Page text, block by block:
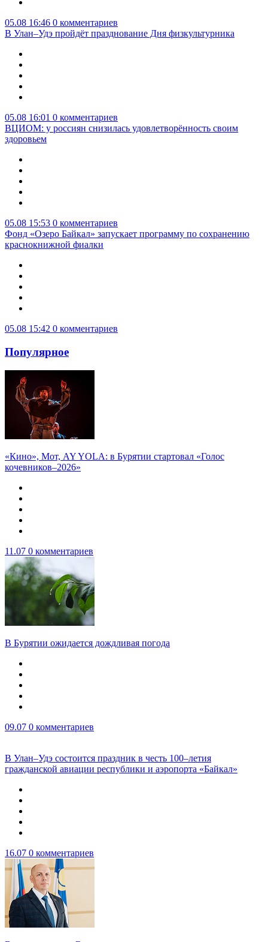
05.08 16:46 0 комментариев
В Улан–Удэ пройдёт празднование Дня физкультурника
05.08 16:01 0 комментариев
ВЦИОМ: у россиян снизилась удовлетворённость своим
здоровьем
05.08 15:53 0 комментариев
Фонд «Озеро Байкал» запускает программу по сохранению
краснокнижной фиалки
05.08 15:42 0 комментариев
Популярное
«Кино», Мот, AY YOLA: в Бурятии стартовал «Голос
кочевников–2026»
11.07 0 комментариев
В Бурятии ожидается дождливая погода
09.07 0 комментариев
В Улан–Удэ состоится праздник в честь 100–летия
гражданской авиации республики и аэропорта «Байкал»
16.07 0 комментариев